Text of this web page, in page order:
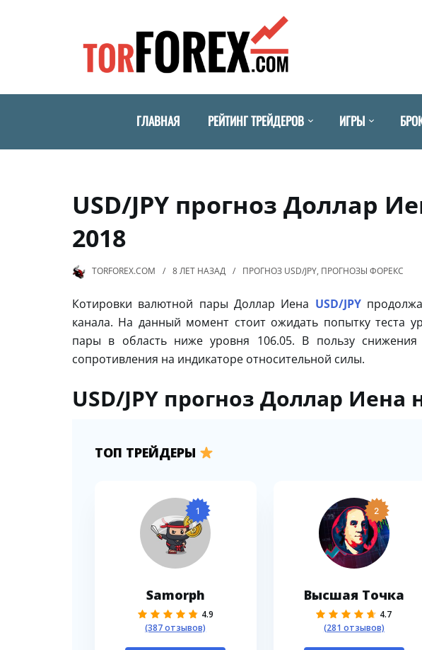
ГЛАВНАЯ РЕЙТИНГ ТРЕЙДЕРОВ ИГРЫ
USD/JPY прогноз Доллар
2018
TORFOREX.COM 8 ЛЕТ НАЗАД ПРОГНОЗ USD/JPY, ПРОГНОЗЫ ФОРЕКС
Котировки валютной пары Доллар Иена USD/JPY
канала. На данный момент стоит ожидать попытку теста
пары в область ниже уровня 106.05. В пользу снижения
сопротивления на индикаторе относительной силы.
USD/JPY прогноз Доллар Иена
ТОП ТРЕЙДЕРЫ
1
Samorph
4.9
(387 отзывов)
2
Высшая Точка
4.7
(281 отзывов)